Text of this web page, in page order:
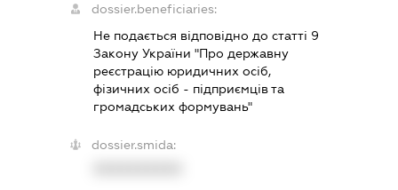
dossier.beneficiaries:
Не подається відповідно до статті 9
Закону України "Про державну
реєстрацію юридичних осіб,
фізичних осіб - підприємців та
громадських формувань"
dossier.smida: